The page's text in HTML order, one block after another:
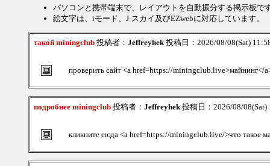
パソコンと携帯端末で、レイアウトを自動振分する掲示板で
絵文字は、iモード、J-スカイ及びEZwebに対応しています。
такой miningclub 投稿者： Jeffreyhek投稿日：2026/08/08(Sat)
проверить сайт <a href=https://miningclub.live>майнинг</
подробнее miningclub 投稿者： Jeffreyhek投稿日：2026/08/
кликните сюда <a href=https://miningclub.live/>что такое